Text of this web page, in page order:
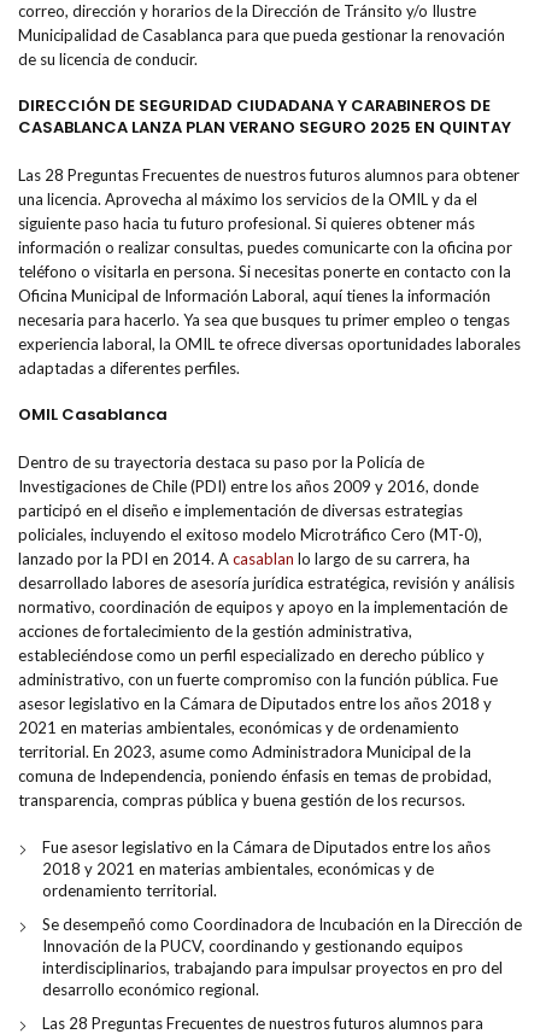
correo, dirección y horarios de la Dirección de Tránsito y/o Ilustre
Municipalidad de Casablanca para que pueda gestionar la renovación
de su licencia de conducir.
DIRECCIÓN DE SEGURIDAD CIUDADANA Y CARABINEROS DE
CASABLANCA LANZA PLAN VERANO SEGURO 2025 EN QUINTAY
Las 28 Preguntas Frecuentes de nuestros futuros alumnos para obtener
una licencia. Aprovecha al máximo los servicios de la OMIL y da el
siguiente paso hacia tu futuro profesional. Si quieres obtener más
información o realizar consultas, puedes comunicarte con la oficina por
teléfono o visitarla en persona. Si necesitas ponerte en contacto con la
Oficina Municipal de Información Laboral, aquí tienes la información
necesaria para hacerlo. Ya sea que busques tu primer empleo o tengas
experiencia laboral, la OMIL te ofrece diversas oportunidades laborales
adaptadas a diferentes perfiles.
OMIL Casablanca
Dentro de su trayectoria destaca su paso por la Policía de
Investigaciones de Chile (PDI) entre los años 2009 y 2016, donde
participó en el diseño e implementación de diversas estrategias
policiales, incluyendo el exitoso modelo Microtráfico Cero (MT-0),
lanzado por la PDI en 2014. Acasablan lo largo de su carrera, ha
desarrollado labores de asesoría jurídica estratégica, revisión y análisis
normativo, coordinación de equipos y apoyo en la implementación de
acciones de fortalecimiento de la gestión administrativa,
estableciéndose como un perfil especializado en derecho público y
administrativo, con un fuerte compromiso con la función pública. Fue
asesor legislativo en la Cámara de Diputados entre los años 2018 y
2021 en materias ambientales, económicas y de ordenamiento
territorial. En 2023, asume como Administradora Municipal de la
comuna de Independencia, poniendo énfasis en temas de probidad,
transparencia, compras pública y buena gestión de los recursos.
Fue asesor legislativo en la Cámara de Diputados entre los años
2018 y 2021 en materias ambientales, económicas y de
ordenamiento territorial.
Se desempeñó como Coordinadora de Incubación en la Dirección de
Innovación de la PUCV, coordinando y gestionando equipos
interdisciplinarios, trabajando para impulsar proyectos en pro del
desarrollo económico regional.
Las 28 Preguntas Frecuentes de nuestros futuros alumnos para